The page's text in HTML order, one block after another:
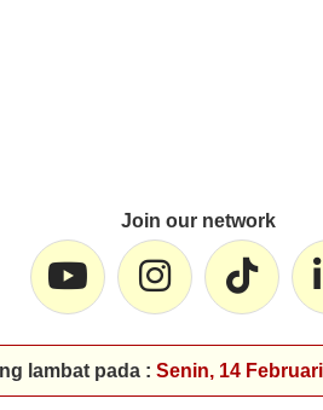
Join our network
lambat pada : Senin, 14